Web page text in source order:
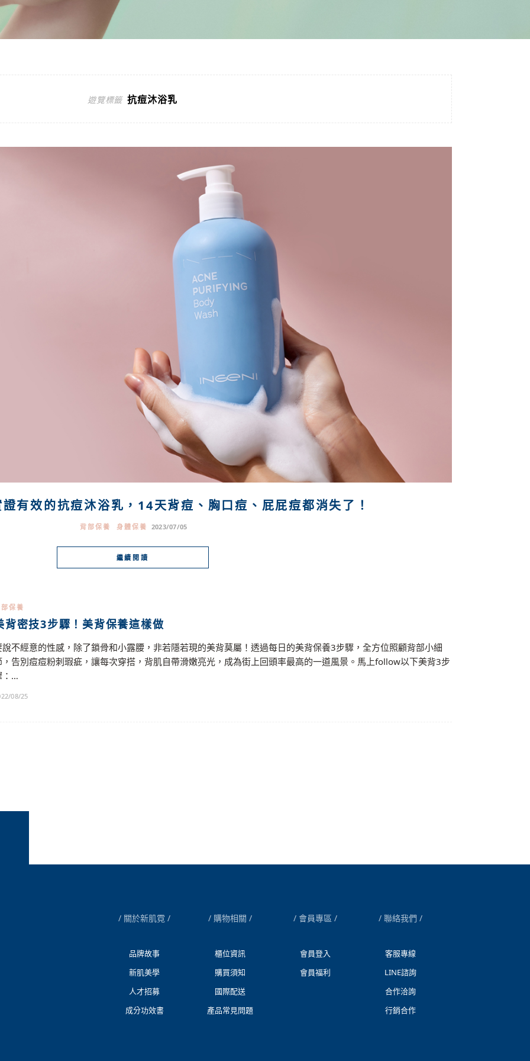
遊覽標籤 抗痘沐浴乳
有效的抗痘沐浴乳，14天背痘、胸口痘、屁屁痘都消失了！
背部保養 身體保養 2023/07/05
繼續閱讀
保養
背密技3步驟！美背保養這樣做
說不經意的性感，除了鎖骨和小露腰，非若隱若現的美背莫屬！透過每日的美背保養3步驟，全方位照顧背部小細
，告別痘痘粉刺瑕疵，讓每次穿搭，背肌自帶滑嫩亮光，成為街上回頭率最高的一道風景。馬上follow以下美背3步
：…
08/25
關於新肌霓
品牌故事
新肌美學
人才招募
成分功效書
購物相關
櫃位資訊
購買須知
國際配送
產品常見問題
會員專區
會員登入
會員福利
聯絡我們
客服專線
LINE諮詢
合作洽詢
行銷合作